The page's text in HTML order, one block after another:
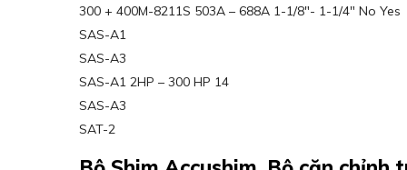
300 + 400M-8211S 503A – 688A 1-1/8″- 1-1/4″ No Yes
SAS-A1
SAS-A3
SAS-A1 2HP – 300 HP 14
SAS-A3
SAT-2